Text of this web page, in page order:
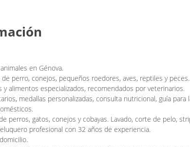
en Génova.
de perro, conejos, pequeños roedores, aves, reptiles y peces.
y alimentos especializados, recomendados por veterinarios.
medallas personalizadas, consulta nutricional, guía para
perros, gatos, conejos y cobayas. Lavado, corte de pelo,
profesional con 32 años de experiencia.